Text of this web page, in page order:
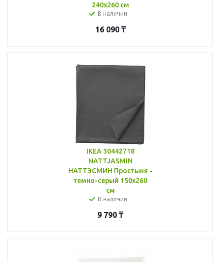
240x260 см
В наличии
16 090₸
IKEA 30442718
NATTJASMIN
НАТТЭСМИН Простыня -
темно-серый 150x260
см
В наличии
9 790 ₸